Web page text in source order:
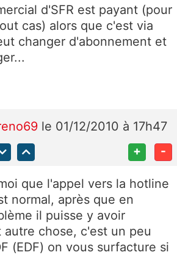
d'SFR est payant (pour
cas) alors que c'est via
changer d'abonnement et
le 01/12/2010 à 17h47
+ -
que l'appel vers la hotline
normal, après que en
il puisse y avoir
chose, c'est un peu
(EDF) on vous surfacture si